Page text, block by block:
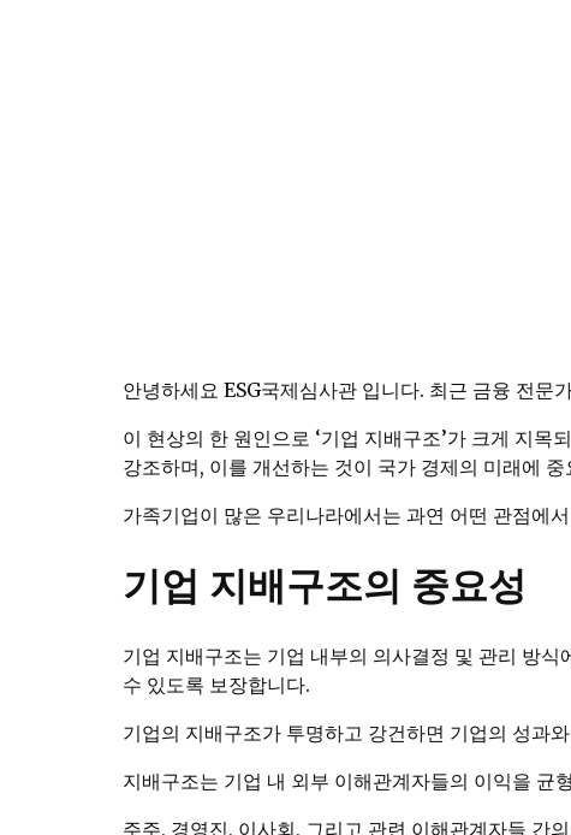
안녕하세요 ESG국제심사관 입니다. 최근 금융 전
이 현상의 한 원인으로 ‘기업 지배구조’가 크게 지
강조하며, 이를 개선하는 것이 국가 경제의 미래에
가족기업이 많은 우리나라에서는 과연 어떤 관점에
기업 지배구조의 중요성
기업 지배구조는 기업 내부의 의사결정 및 관리 방
수 있도록 보장합니다.
기업의 지배구조가 투명하고 강건하면 기업의 성과
지배구조는 기업 내 외부 이해관계자들의 이익을 균
주주, 경영진, 이사회, 그리고 관련 이해관계자들 간